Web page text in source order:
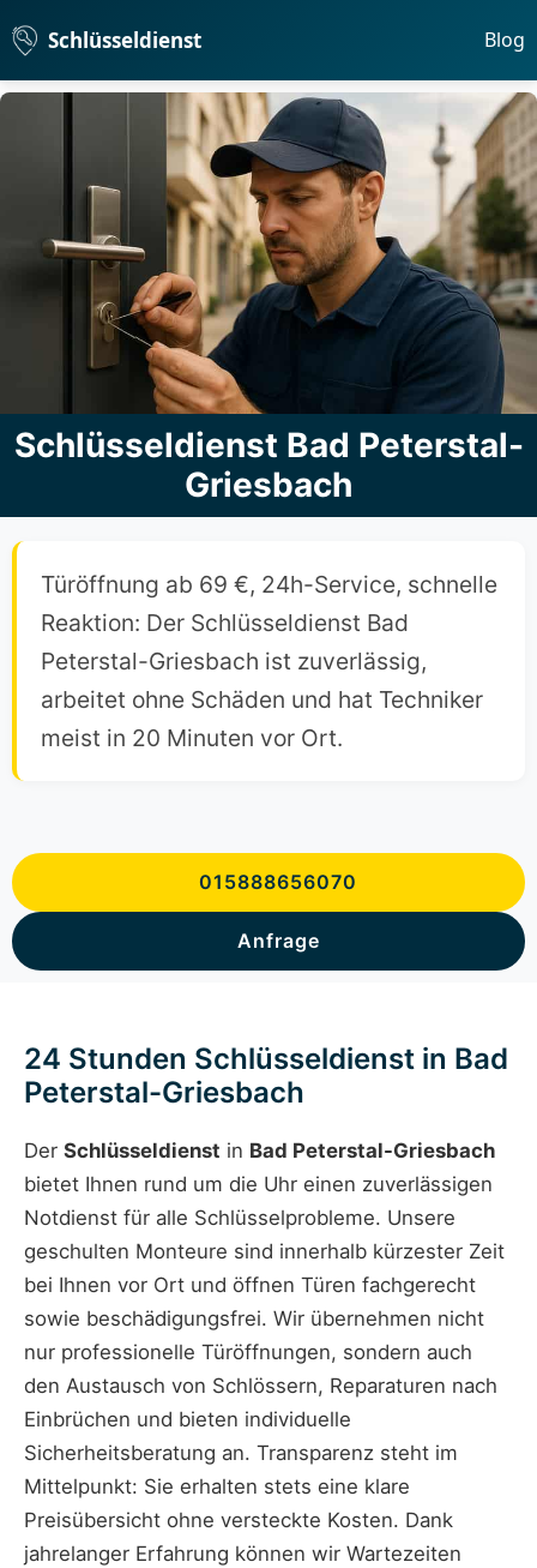
Schlüsseldienst Blog
Schlüsseldienst Bad Peterstal-
Griesbach
Türöffnung ab 69 €, 24h-Service, schnelle
Reaktion: Der Schlüsseldienst Bad
Peterstal-Griesbach ist zuverlässig,
arbeitet ohne Schäden und hat Techniker
meist in 20 Minuten vor Ort.
015888656070
Anfrage
24 Stunden Schlüsseldienst in Bad
Peterstal-Griesbach
Der Schlüsseldienst in Bad Peterstal-Griesbach
bietet Ihnen rund um die Uhr einen zuverlässigen
Notdienst für alle Schlüsselprobleme. Unsere
geschulten Monteure sind innerhalb kürzester Zeit
bei Ihnen vor Ort und öffnen Türen fachgerecht
sowie beschädigungsfrei. Wir übernehmen nicht
nur professionelle Türöffnungen, sondern auch
den Austausch von Schlössern, Reparaturen nach
Einbrüchen und bieten individuelle
Sicherheitsberatung an. Transparenz steht im
Mittelpunkt: Sie erhalten stets eine klare
Preisübersicht ohne versteckte Kosten. Dank
jahrelanger Erfahrung können wir Wartezeiten